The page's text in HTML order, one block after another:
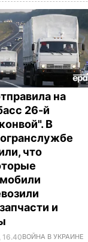
на
26-й
В
что
и
16.40ВОЙНА В УКРАИНЕ